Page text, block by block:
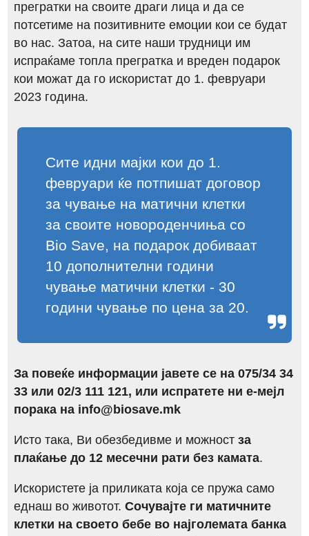
прегратки на своите драги лица и да се
потсетиме на позитивните емоции кои се будат
во нас. Затоа, на сите наши трудници им
испраќаме топла прегратка и вреден подарок
кои можат да го искористат до 1. февруари
2023 година.
Сите идни мајки кои до 1.
февруари ќе потпишат договор
за чување на матични клетки
за своите новороденчиња со
Bio Save, на подарок добиваат
10 дополнителни години
чување матични клетки - 30
години чување по цена за 20.
За повеќе информации јавете се на 075/34 34
33 или 02/3 111 121, или испратете ни е-мејл
порака на info@biosave.mk
Исто така, Ви обезбедивме и можностза
плаќање до 12 месечни рати без камата.
Искористете ја приликата која се пружа само
еднаш во животот.Сочувајте ги матичните
клетки на своето бебе во најголемата банка